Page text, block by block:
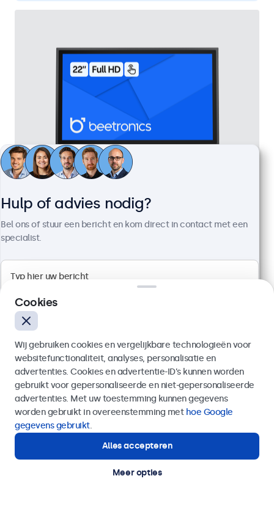
22 Inch Touchscreen Metaal
100+ stuks beschikbaar
Full HD multi-touch paneel
Aansluitingen: HDMI, DisplayPort, USB-C, VGA
Montage: desktop, wand, inbouw
Buitenmaat: 522 x 317 x 45 mm
€ 599,00
€ 724,79 incl. btw
Bekijken
In winkelwagen
Hulp of advies nodig?
Bel ons of stuur een bericht en kom direct in contact met een
specialist.
Verzenden
Of bel ons op
Hulp of advies nodig?
Direct contact met een specialist.
Cookies
Wij gebruiken cookies en vergelijkbare technologieën voor
websitefunctionaliteit, analyses, personalisatie en
advertenties. Cookies en advertentie-ID’s kunnen worden
gebruikt voor gepersonaliseerde en niet-gepersonaliseerde
advertenties. Met uw toestemming kunnen gegevens
worden gebruikt in overeenstemming met hoe Google
gegevens gebruikt.
Alles accepteren
Meer opties